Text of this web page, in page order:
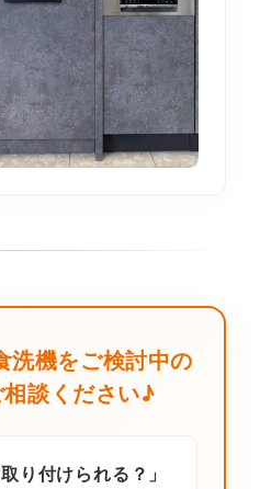
洗機をご検討中の
談ください♪
り付けられる？」